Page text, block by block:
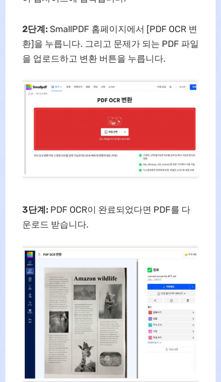
2단계: SmallPDF 홈페이지에서 [PDF OCR 변
환]을 누릅니다. 그리고 문제가 되는 PDF 파일
을 업로드하고 변환 버튼을 누릅니다.
3단계: PDF OCR이 완료되었다면 PDF를 다
운로드 받습니다.